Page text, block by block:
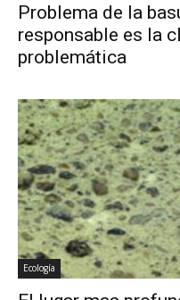
Problema de la
responsable es la
problemática
Ecología